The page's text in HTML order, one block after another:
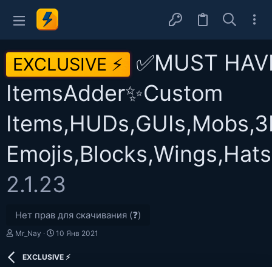
EXCLUSIVE ⚡
✅MUST
ItemsAdder✨Custom
2.1.23
Нет прав для скачивания (❓)
А
Mr_Nay
Д
а
10 Янв 2021
EXCLUSIVE ⚡